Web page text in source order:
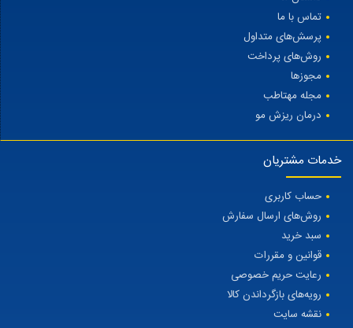
تماس با ما
پرسش‌های متداول
روش‌های پرداخت
مجوزها
مجله مهتاطب
درمان ریزش مو
خدمات مشتریان
حساب کاربری
روش‌های ارسال سفارش
سبد خرید
قوانین و مقررات
رعایت حریم خصوصی
رویه‌های بازگرداندن کالا
نقشه سایت